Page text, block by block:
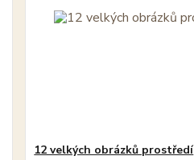
12 velkých obrázků prostředí